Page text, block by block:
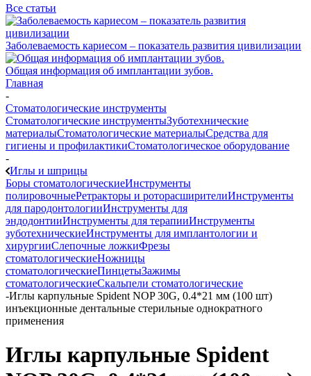
Все статьи
Заболеваемость кариесом – показатель развития цивилизации
Общая информация об имплантации зубов.
Главная
-
Стоматологические инструменты
Стоматологические инструментыЗуботехнические
материалыСтоматологические материалыСредства для
гигиены и профилактикиСтоматологическое оборудование
-
Иглы и шприцы
Боры стоматологическиеИнструменты
полировочныеРетракторы и роторасширителиИнструменты
для пародонтологииИнструменты для
эндодонтииИнструменты для терапииИнструменты
зуботехническиеИнструменты для имплантологии и
хирургииСлепочные ложкиФрезы
стоматологическиеНожницы
стоматологическиеПинцетыЗажимы
стоматологическиеСкальпели стоматологические
-Иглы карпульные Spident NOP 30G, 0.4*21 мм (100 шт)
инъекционные дентальные стерильные однократного
применения
Иглы карпульные Spident